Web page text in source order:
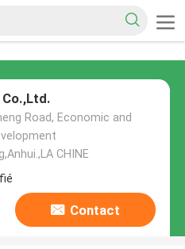
Road, Economic and
CHINE
Contact